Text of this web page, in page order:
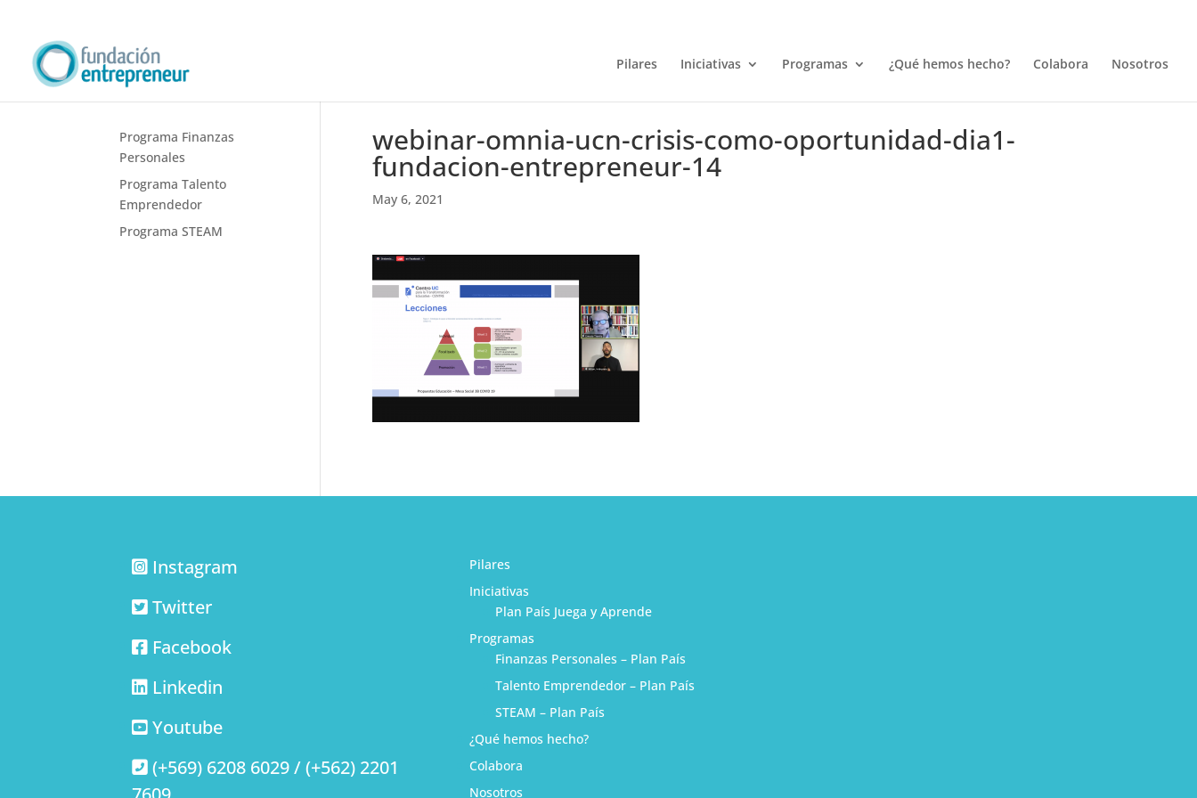
Pilares Iniciativas Programas ¿Qué hemos hecho? Colabora Nosotros
webinar-omnia-ucn-crisis-como-oportunidad-dia1-
fundacion-entrepreneur-14
May 6, 2021
Programa Finanzas
Personales
Programa Talento
Emprendedor
Programa STEAM
Instagram
Twitter
Facebook
Linkedin
Youtube
(+569) 6208 6029 / (+562) 2201
Pilares
Iniciativas
Plan País Juega y Aprende
Programas
Finanzas Personales – Plan País
Talento Emprendedor – Plan País
STEAM – Plan País
¿Qué hemos hecho?
Colabora
Nosotros